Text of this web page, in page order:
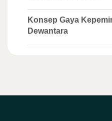
Konsep Gaya
Dewantara